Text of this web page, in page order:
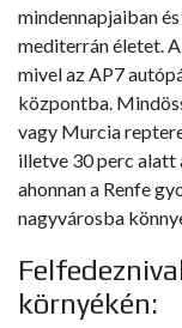
mindennapjaiban
mediterrán életet.
mivel az AP7
központba.
vagy Murcia
illetve 30 perc alatt
ahonnan a Renfe
nagyvárosba
környékén: